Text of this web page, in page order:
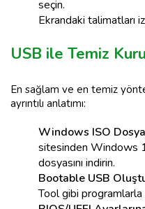
seçin.
Ekrandaki talimatları
USB ile Temiz
En sağlam ve en temiz
ayrıntılı anlatımı:
Windows ISO
sitesinden Windows
dosyasını indirin.
Bootable USB
Tool gibi programlarla